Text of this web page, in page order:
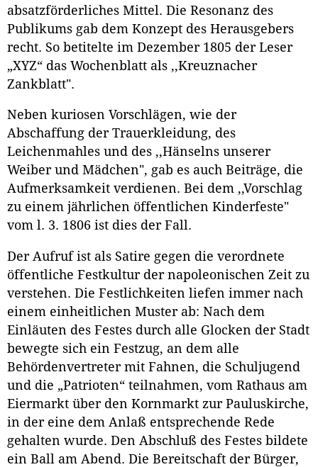
absatzförderliches Mittel. Die Resonanz des
Publikums gab dem Konzept des Herausgebers
recht. So betitelte im Dezember 1805 der Leser
„XYZ“ das Wochenblatt als ,,Kreuznacher
Zankblatt".
Neben kuriosen Vorschlägen, wie der
Abschaffung der Trauerkleidung, des
Leichenmahles und des ,,Hänselns unserer
Weiber und Mädchen", gab es auch Beiträge, die
Aufmerksamkeit verdienen. Bei dem ,,Vorschlag
zu einem jährlichen öffentlichen Kinderfeste"
vom l. 3. 1806 ist dies der Fall.
Der Aufruf ist als Satire gegen die verordnete
öffentliche Festkultur der napoleonischen Zeit zu
verstehen. Die Festlichkeiten liefen immer nach
einem einheitlichen Muster ab: Nach dem
Einläuten des Festes durch alle Glocken der Stadt
bewegte sich ein Festzug, an dem alle
Behördenvertreter mit Fahnen, die Schuljugend
und die „Patrioten“ teilnahmen, vom Rathaus am
Eiermarkt über den Kornmarkt zur Pauluskirche,
in der eine dem Anlaß entsprechende Rede
gehalten wurde. Den Abschluß des Festes bildete
ein Ball am Abend. Die Bereitschaft der Bürger,